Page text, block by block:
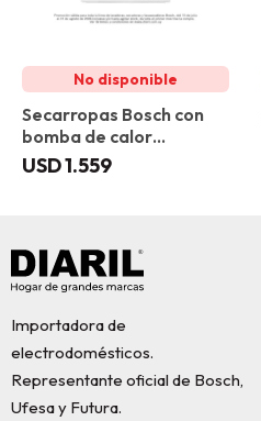
Secarropas Bosch con
bomba de calor
WTR83200ES 8 kg
USD1.559
Importadora de
electrodomésticos.
Representante oficial de Bosch,
Ufesa y Futura.